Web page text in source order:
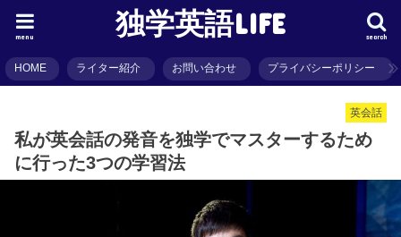
独学英語LIFE search
menu
HOME ライター紹介 お問い合わせ プライバシーポリシー
英会話
私が英会話の発音を独学でマスターするため
に行った3つの学習法